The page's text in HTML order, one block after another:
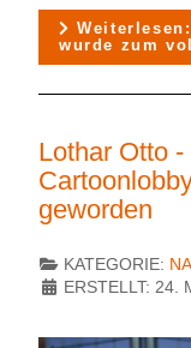
wurde zum
Lothar Otto
geworden
KATEGORIE:
ERSTELLT: 24.